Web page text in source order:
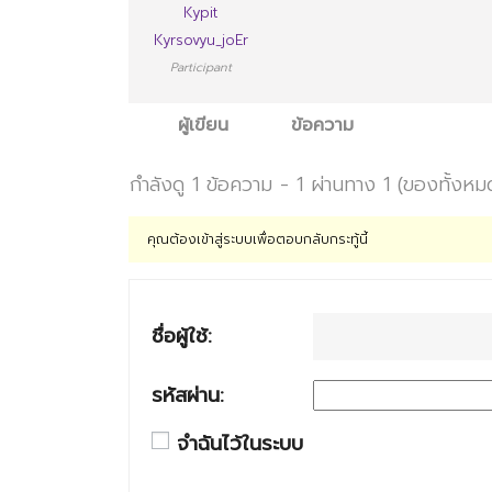
Kypit
Kyrsovyu_joEr
Participant
ผู้เขียน ข้อความ
กำลังดู 1 ข้อความ - 1 ผ่านทาง 1 (ของทั้งหม
คุณต้องเข้าสู่ระบบเพื่อตอบกลับกระทู้นี้
ชื่อผู้ใช้:
รหัสผ่าน:
จำฉันไว้ในระบบ